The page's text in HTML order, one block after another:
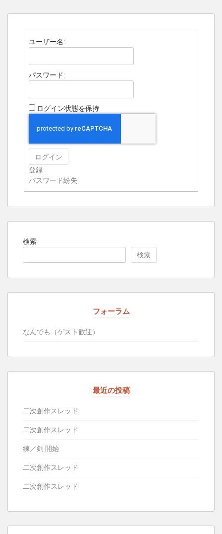
ユーザー名:
パスワード:
ログイン状態を保持
ログイン
登録
パスワード紛失
検索
検索
フォーラム
なんでも（ゲスト歓迎）
最近の投稿
二次創作スレッド
二次創作スレッド
練／剣 開始
二次創作スレッド
二次創作スレッド